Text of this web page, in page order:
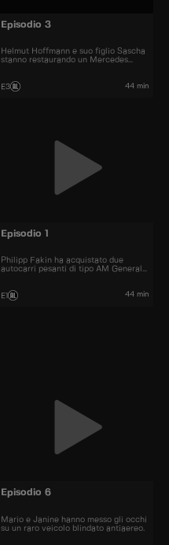
Episodio 3
Helmut Hoffmann e suo figlio Sascha
stanno restaurando un Mercedes
E3 44 min
Episodio 1
Philipp Fakin ha acquistato due
autocarri pesanti di tipo AM General
E1 44 min
Episodio 6
Mario e Janine hanno messo gli occhi
su un raro veicolo blindato antiaereo.